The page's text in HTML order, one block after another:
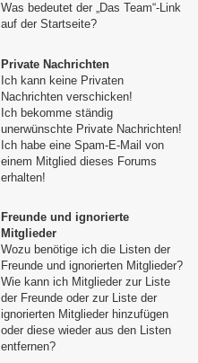
Was bedeutet der „Das Team“-Link
auf der Startseite?
Private Nachrichten
Ich kann keine Privaten
Nachrichten verschicken!
Ich bekomme ständig
unerwünschte Private Nachrichten!
Ich habe eine Spam-E-Mail von
einem Mitglied dieses Forums
erhalten!
Freunde und ignorierte
Mitglieder
Wozu benötige ich die Listen der
Freunde und ignorierten Mitglieder?
Wie kann ich Mitglieder zur Liste
der Freunde oder zur Liste der
ignorierten Mitglieder hinzufügen
oder diese wieder aus den Listen
entfernen?